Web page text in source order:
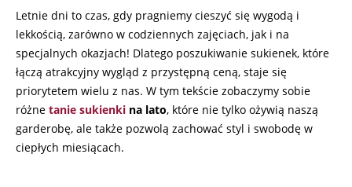
Letnie dni to czas, gdy pragniemy cieszyć się wygodą i
lekkością, zarówno w codziennych zajęciach, jak i na
specjalnych okazjach! Dlatego poszukiwanie sukienek, które
łączą atrakcyjny wygląd z przystępną ceną, staje się
priorytetem wielu z nas. W tym tekście zobaczymy sobie
różne tanie sukienki na lato, które nie tylko ożywią naszą
garderobę, ale także pozwolą zachować styl i swobodę w
ciepłych miesiącach.